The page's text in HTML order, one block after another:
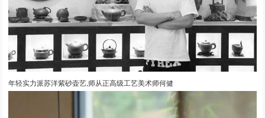
年轻实力派苏洋紫砂壶艺,师从正高级工艺美术师何健